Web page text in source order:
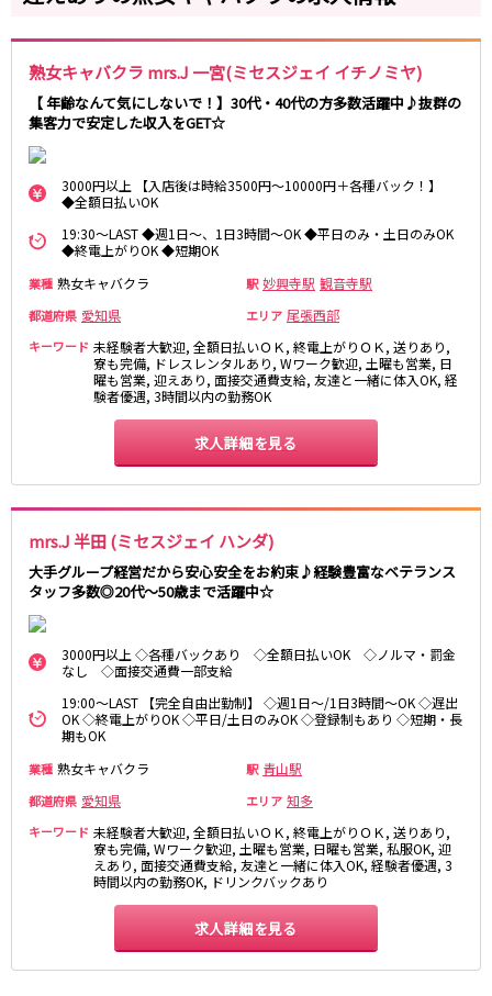
熟女キャバクラ mrs.J 一宮(ミセスジェイ イチノミヤ)
【 年齢なんて気にしないで！】30代・40代の方多数活躍中♪抜群の
集客力で安定した収入をGET☆
3000円以上 【入店後は時給3500円～10000円＋各種バック！】
◆全額日払いOK
19:30～LAST ◆週1日～、1日3時間～OK ◆平日のみ・土日のみOK
◆終電上がりOK ◆短期OK
業種 熟女キャバクラ 駅 妙興寺駅 観音寺駅
都道府県 愛知県 エリア 尾張西部
キーワード 未経験者大歓迎, 全額日払いＯＫ, 終電上がりＯＫ, 送りあり,
寮も完備, ドレスレンタルあり, Wワーク歓迎, 土曜も営業, 日
曜も営業, 迎えあり, 面接交通費支給, 友達と一緒に体入OK, 経
験者優遇, 3時間以内の勤務OK
求人詳細を見る
mrs.J 半田 (ミセスジェイ ハンダ)
大手グループ経営だから安心安全をお約束♪経験豊富なベテランス
タッフ多数◎20代～50歳まで活躍中☆
3000円以上 ◇各種バックあり ◇全額日払いOK ◇ノルマ・罰金
なし ◇面接交通費一部支給
19:00～LAST 【完全自由出勤制】 ◇週1日～/1日3時間～OK ◇遅出
OK ◇終電上がりOK ◇平日/土日のみOK ◇登録制もあり ◇短期・長
期もOK
業種 熟女キャバクラ 駅 青山駅
都道府県 愛知県 エリア 知多
キーワード 未経験者大歓迎, 全額日払いＯＫ, 終電上がりＯＫ, 送りあり,
寮も完備, Wワーク歓迎, 土曜も営業, 日曜も営業, 私服OK, 迎
えあり, 面接交通費支給, 友達と一緒に体入OK, 経験者優遇, 3
時間以内の勤務OK, ドリンクバックあり
求人詳細を見る
岐阜県
岐阜
該当求人 0件
近鉄名古屋線
JR関西本線(名古屋～亀山)
四日市駅
名古屋市営地下鉄名城線
金山駅
金山駅
刈谷駅
名鉄西尾線
南安城駅
柴田駅
名鉄三河線
内部線
あすなろう四日市駅
名鉄瀬戸線
森下駅